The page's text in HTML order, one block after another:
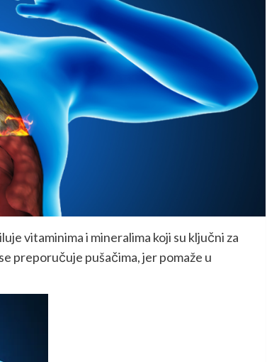
vitaminima i mineralima koji su ključni za
preporučuje pušačima, jer pomaže u